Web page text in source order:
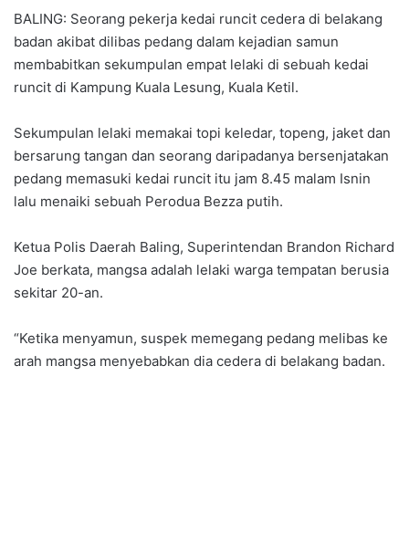
BALING: Seorang pekerja kedai runcit cedera di belakang
badan akibat dilibas pedang dalam kejadian samun
membabitkan sekumpulan empat lelaki di sebuah kedai
runcit di Kampung Kuala Lesung, Kuala Ketil.
Sekumpulan lelaki memakai topi keledar, topeng, jaket dan
bersarung tangan dan seorang daripadanya bersenjatakan
pedang memasuki kedai runcit itu jam 8.45 malam Isnin
lalu menaiki sebuah Perodua Bezza putih.
Ketua Polis Daerah Baling, Superintendan Brandon Richard
Joe berkata, mangsa adalah lelaki warga tempatan berusia
sekitar 20-an.
“Ketika menyamun, suspek memegang pedang melibas ke
arah mangsa menyebabkan dia cedera di belakang badan.